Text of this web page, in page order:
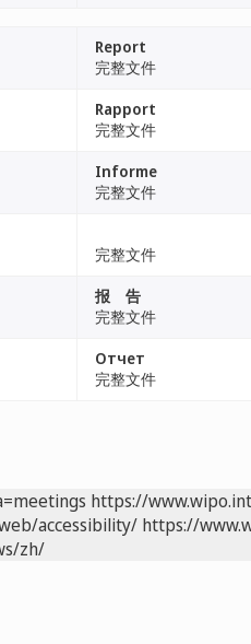
Report
完整文件
Rapport
完整文件
Informe
完整文件
完整文件
报 告
完整文件
Отчет
完整文件
https://
accessibility/ https://
zh/